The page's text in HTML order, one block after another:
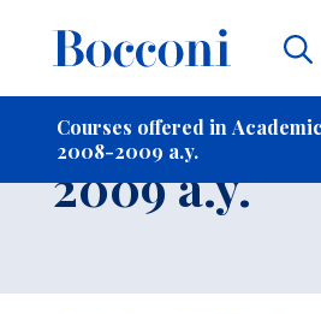
Courses offered in
2008-2009 a.y.
-
Course
2009 a.y.